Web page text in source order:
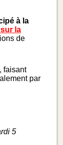
à la
la
de
faisant
par
5